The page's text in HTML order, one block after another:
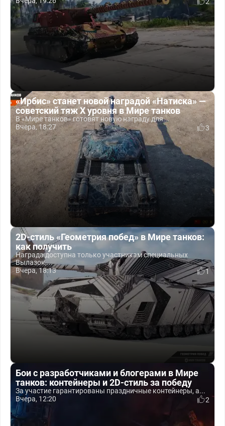
«Ирбис» станет новой наградой «Натиска» —
советский тяж X уровня в Мире танков
В «Мире танков» готовят новую награду для...
Вчера, 18:27
3
2D-стиль «Геометрия побед» в Мире танков:
как получить
Награда доступна только участникам специальных
Вылазок,...
Вчера, 18:13
1
Бои с разработчиками и блогерами в Мире
танков: контейнеры и 2D-стиль за победу
За участие гарантированы праздничные контейнеры, а...
Вчера, 12:20
2